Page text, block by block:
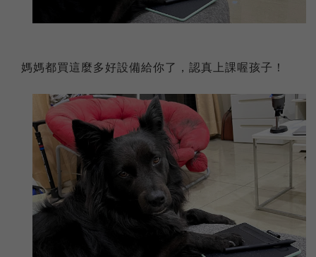
媽媽都買這麼多好設備給你了，認真上課喔孩子！